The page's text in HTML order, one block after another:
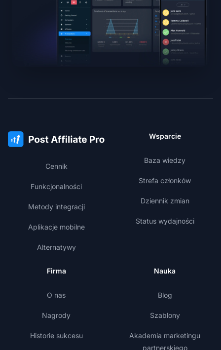
Cennik
Funkcjonalności
Metody integracji
Aplikacje mobilne
Alternatywy
Wsparcie
Baza wiedzy
Strefa członków
Dziennik zmian
Status wydajności
Firma
O nas
Nagrody
Historie sukcesu
Nauka
Blog
Szablony
Akademia marketingu
partnerskiego